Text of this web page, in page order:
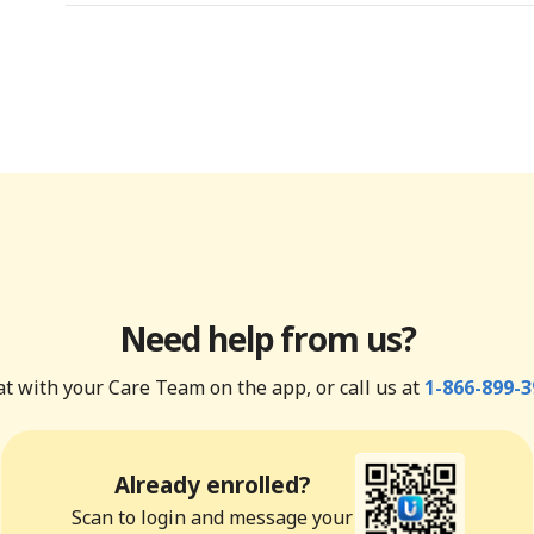
Need help from us?
with your Care Team on the app, or call us at 1-866-899-
Already enrolled?
Scan to login and message your